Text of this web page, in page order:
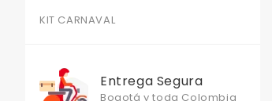
KIT CARNAVAL
Entrega Segura
Bogotá y toda Colombia